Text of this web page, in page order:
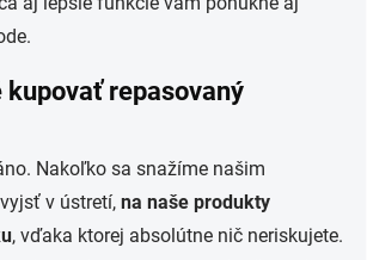
kupovať repasovaný
Nakoľko sa snažíme našim
v ústretí, na naše produkty
, vďaka ktorej absolútne nič neriskujete.